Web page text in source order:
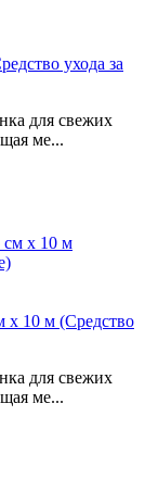
ухода за
для свежих
ме...
10 м (Средство
для свежих
ме...